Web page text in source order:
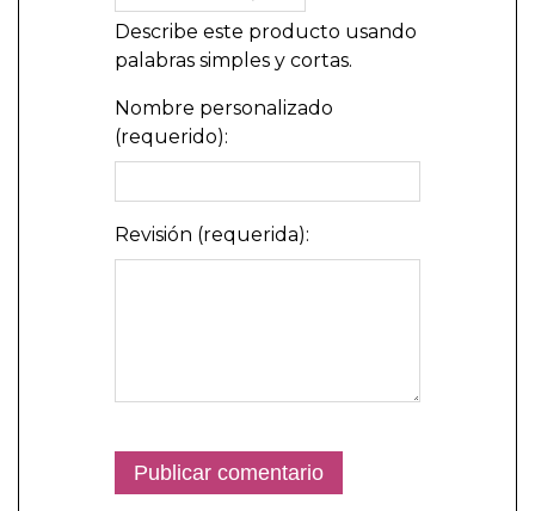
Describe este producto usando
palabras simples y cortas.
Nombre personalizado
(requerido):
Revisión (requerida):